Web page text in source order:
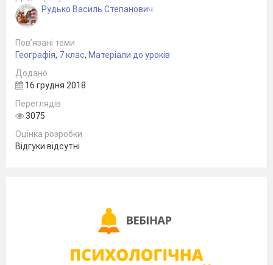
Рудько Василь Степанович
Пов’язані теми
Географія, 7 клас, Матеріали до уроків
Додано
16 грудня 2018
Переглядів
3075
Оцінка розробки
Відгуки відсутні